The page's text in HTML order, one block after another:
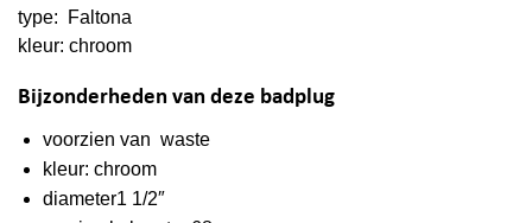
type: Faltona
kleur: chroom
Bijzonderheden van deze badplug
voorzien van waste
kleur: chroom
diameter1 1/2″